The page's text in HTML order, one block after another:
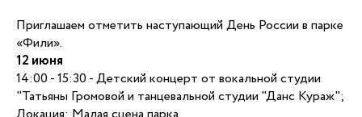
Приглашаем отметить наступающий День России в парке
«Фили».
12 июня
14:00 - 15:30 - Детский концерт от вокальной студии
"Татьяны Громовой и танцевальной студии "Данс Кураж";